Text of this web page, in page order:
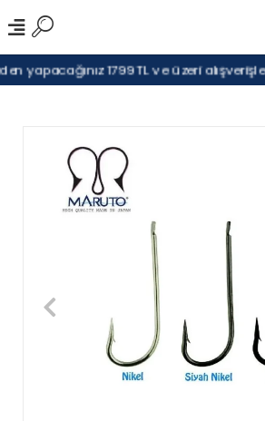
yapacağınız 1799TL ve üzeri